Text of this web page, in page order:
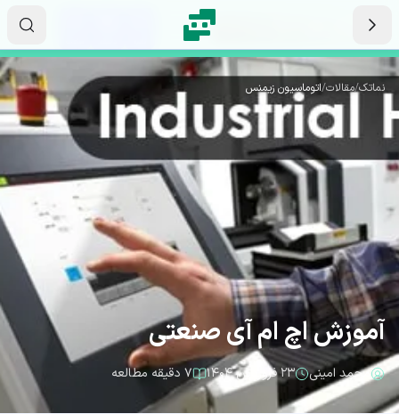
نماتک/مقالات/اتوماسیون زیمنس
آموزش اچ ام آی صنعتی
محمد امینی ۲۳ فروردین ۱۴۰۴ ۷ دقیقه مطالعه